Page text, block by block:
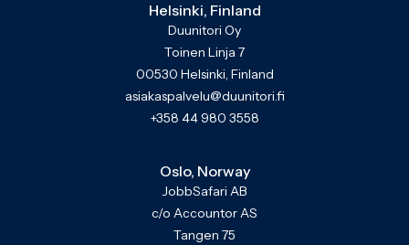
Helsinki, Finland
Duunitori Oy
Toinen Linja 7
00530 Helsinki, Finland
asiakaspalvelu@duunitori.fi
+358 44 980 3558
Oslo, Norway
JobbSafari AB
c/o Accountor AS
Tangen 75